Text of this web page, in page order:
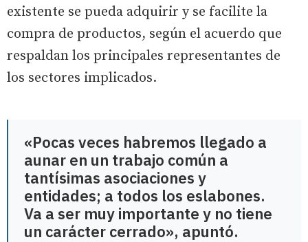
existente se pueda adquirir y se facilite la
compra de productos, según el acuerdo que
respaldan los principales representantes de
los sectores implicados.
«Pocas veces habremos llegado a
aunar en un trabajo común a
tantísimas asociaciones y
entidades; a todos los eslabones.
Va a ser muy importante y no tiene
un carácter cerrado», apuntó.